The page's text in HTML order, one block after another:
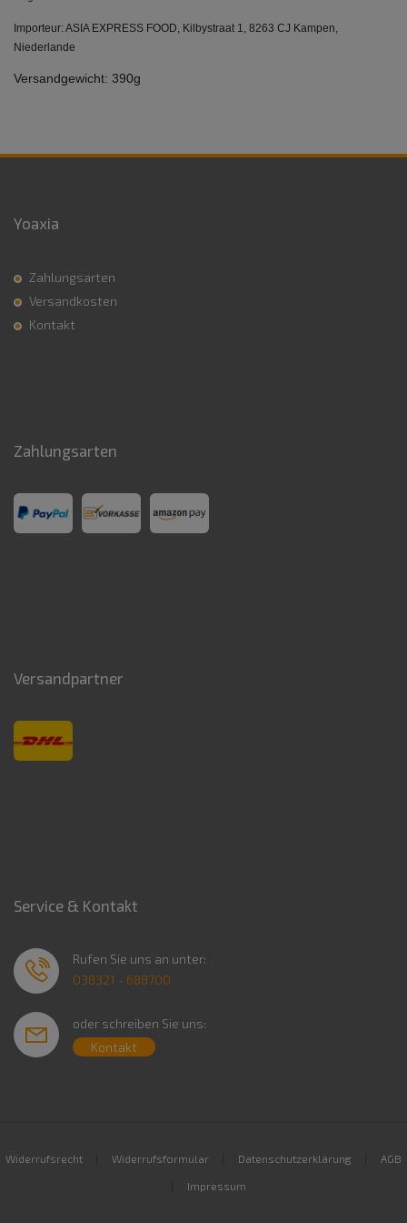
Importeur: ASIA EXPRESS FOOD, Kilbystraat 1, 8263 CJ Kampen,
Niederlande
Versandgewicht: 390g
Yoaxia
Zahlungsarten
Versandkosten
Kontakt
Zahlungsarten
Versandpartner
Service & Kontakt
Rufen Sie uns an unter:
038321 - 688700
oder schreiben Sie uns:
Kontakt
Widerrufsrecht Widerrufsformular Datenschutzerklärung AGB
Impressum